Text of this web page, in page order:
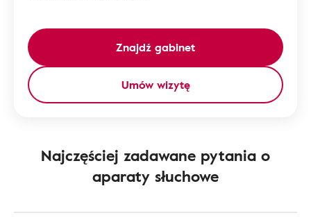
Znajdź gabinet
Umów wizytę
Najczęściej zadawane pytania o
aparaty słuchowe